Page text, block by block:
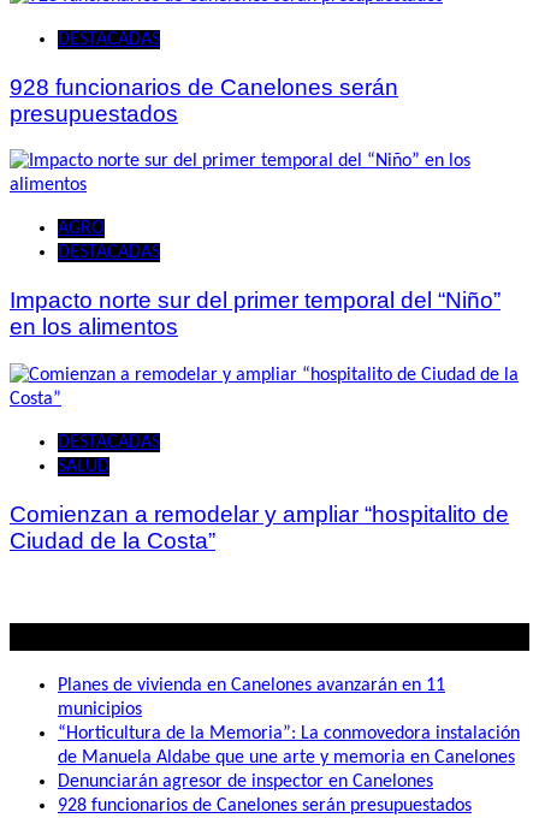
DESTACADAS
928 funcionarios de Canelones serán
presupuestados
AGRO
DESTACADAS
Impacto norte sur del primer temporal del “Niño”
en los alimentos
DESTACADAS
SALUD
Comienzan a remodelar y ampliar “hospitalito de
Ciudad de la Costa”
Planes de vivienda en Canelones avanzarán en 11
municipios
“Horticultura de la Memoria”: La conmovedora instalación
de Manuela Aldabe que une arte y memoria en Canelones
Denunciarán agresor de inspector en Canelones
928 funcionarios de Canelones serán presupuestados